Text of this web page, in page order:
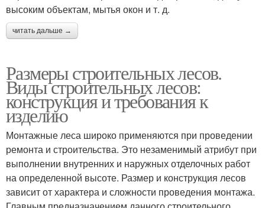
высоким объектам, мытья окон и т. д.
читать дальше →
Размеры строительных лесов.
Виды строительных лесов:
конструкция и требования к
изделию
Монтажные леса широко применяются при проведении
ремонта и строительства. Это незаменимый атрибут при
выполнении внутренних и наружных отделочных работ
на определенной высоте. Размер и конструкция лесов
зависит от характера и сложности проведения монтажа.